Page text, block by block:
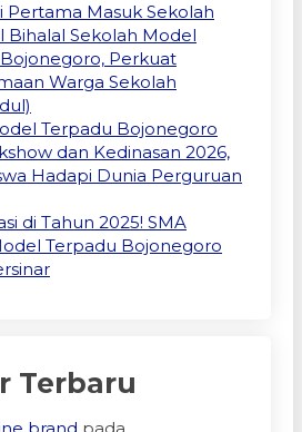
Pertama Masuk Sekolah
Bihalal Sekolah Model
Perkuat
Warga Sekolah
Terpadu Bojonegoro
dan Kedinasan 2026,
Hadapi Dunia Perguruan
di Tahun 2025! SMA
Terpadu Bojonegoro
Terbaru